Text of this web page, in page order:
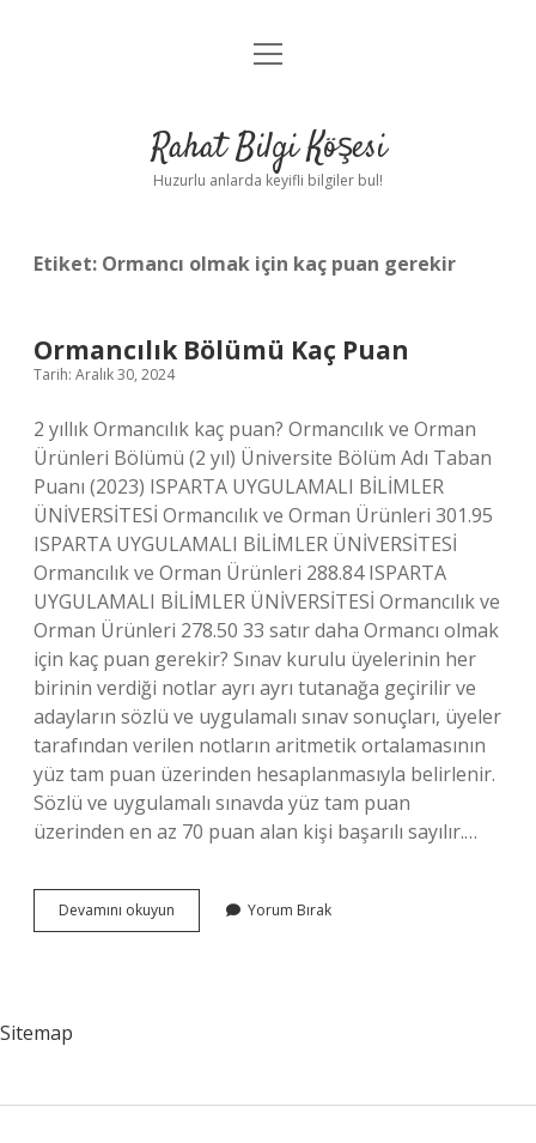
Anasayfa
Yasal Uyarı
menüyü
Rahat Bilgi Köşesi
Huzurlu anlarda keyifli bilgiler bul!
Etiket: Ormancı olmak için kaç puan gerekir
Ormancılık Bölümü Kaç Puan
Tarih: Aralık 30, 2024
2 yıllık Ormancılık kaç puan? Ormancılık ve Orman
Ürünleri Bölümü (2 yıl) Üniversite Bölüm Adı Taban
Puanı (2023) ISPARTA UYGULAMALI BİLİMLER
ÜNİVERSİTESİ Ormancılık ve Orman Ürünleri 301.95
ISPARTA UYGULAMALI BİLİMLER ÜNİVERSİTESİ
Ormancılık ve Orman Ürünleri 288.84 ISPARTA
UYGULAMALI BİLİMLER ÜNİVERSİTESİ Ormancılık ve
Orman Ürünleri 278.50 33 satır daha Ormancı olmak
için kaç puan gerekir? Sınav kurulu üyelerinin her
birinin verdiği notlar ayrı ayrı tutanağa geçirilir ve
adayların sözlü ve uygulamalı sınav sonuçları, üyeler
tarafından verilen notların aritmetik ortalamasının
yüz tam puan üzerinden hesaplanmasıyla belirlenir.
Sözlü ve uygulamalı sınavda yüz tam puan
üzerinden en az 70 puan alan kişi başarılı sayılır.…
Devamını okuyun Ormancılık
Bölümü
Yorum Bırak
Sitemap